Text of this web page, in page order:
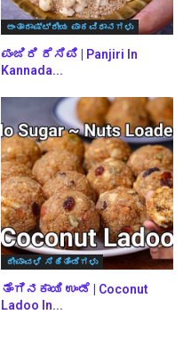
ಅಂತಾರಾಷ್ಟ್ರೀಯ ಪಾಕವಿಧಾನಗಳು
ಪಂಜಿರಿ ರೆಸಿಪಿ | Panjiri In
Kannada...
ದೀಪಾವಳಿ ಸಿಹಿತಿಂಡಿಗಳು
ತೆಂಗಿನಕಾಯಿ ಉಂಡೆ | Coconut
Ladoo In...